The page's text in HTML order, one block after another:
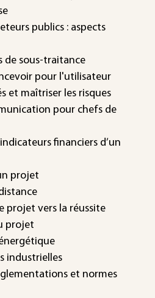
publics : aspects
de sous-traitance
pour l'utilisateur
et maîtriser les risques
pour chefs de
financiers d’un
projet
projet vers la réussite
projet
industrielles
et normes